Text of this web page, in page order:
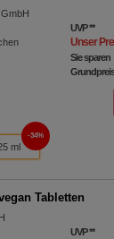
UVP**
Unser
Sie sparen
ml
34%
Tabletten
UVP**